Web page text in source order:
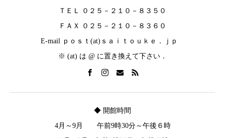
ＴＥＬ ０２５－２１０－８３５０
ＦＡＸ ０２５－２１０－８３６０
E-mail ｐｏｓｔ(at)ｓａｉｔｏｕｋｅ．ｊｐ
※ (at) は @ に置き換えて下さい．
◆ 開館時間
4月～9月 午前9時30分～午後６時